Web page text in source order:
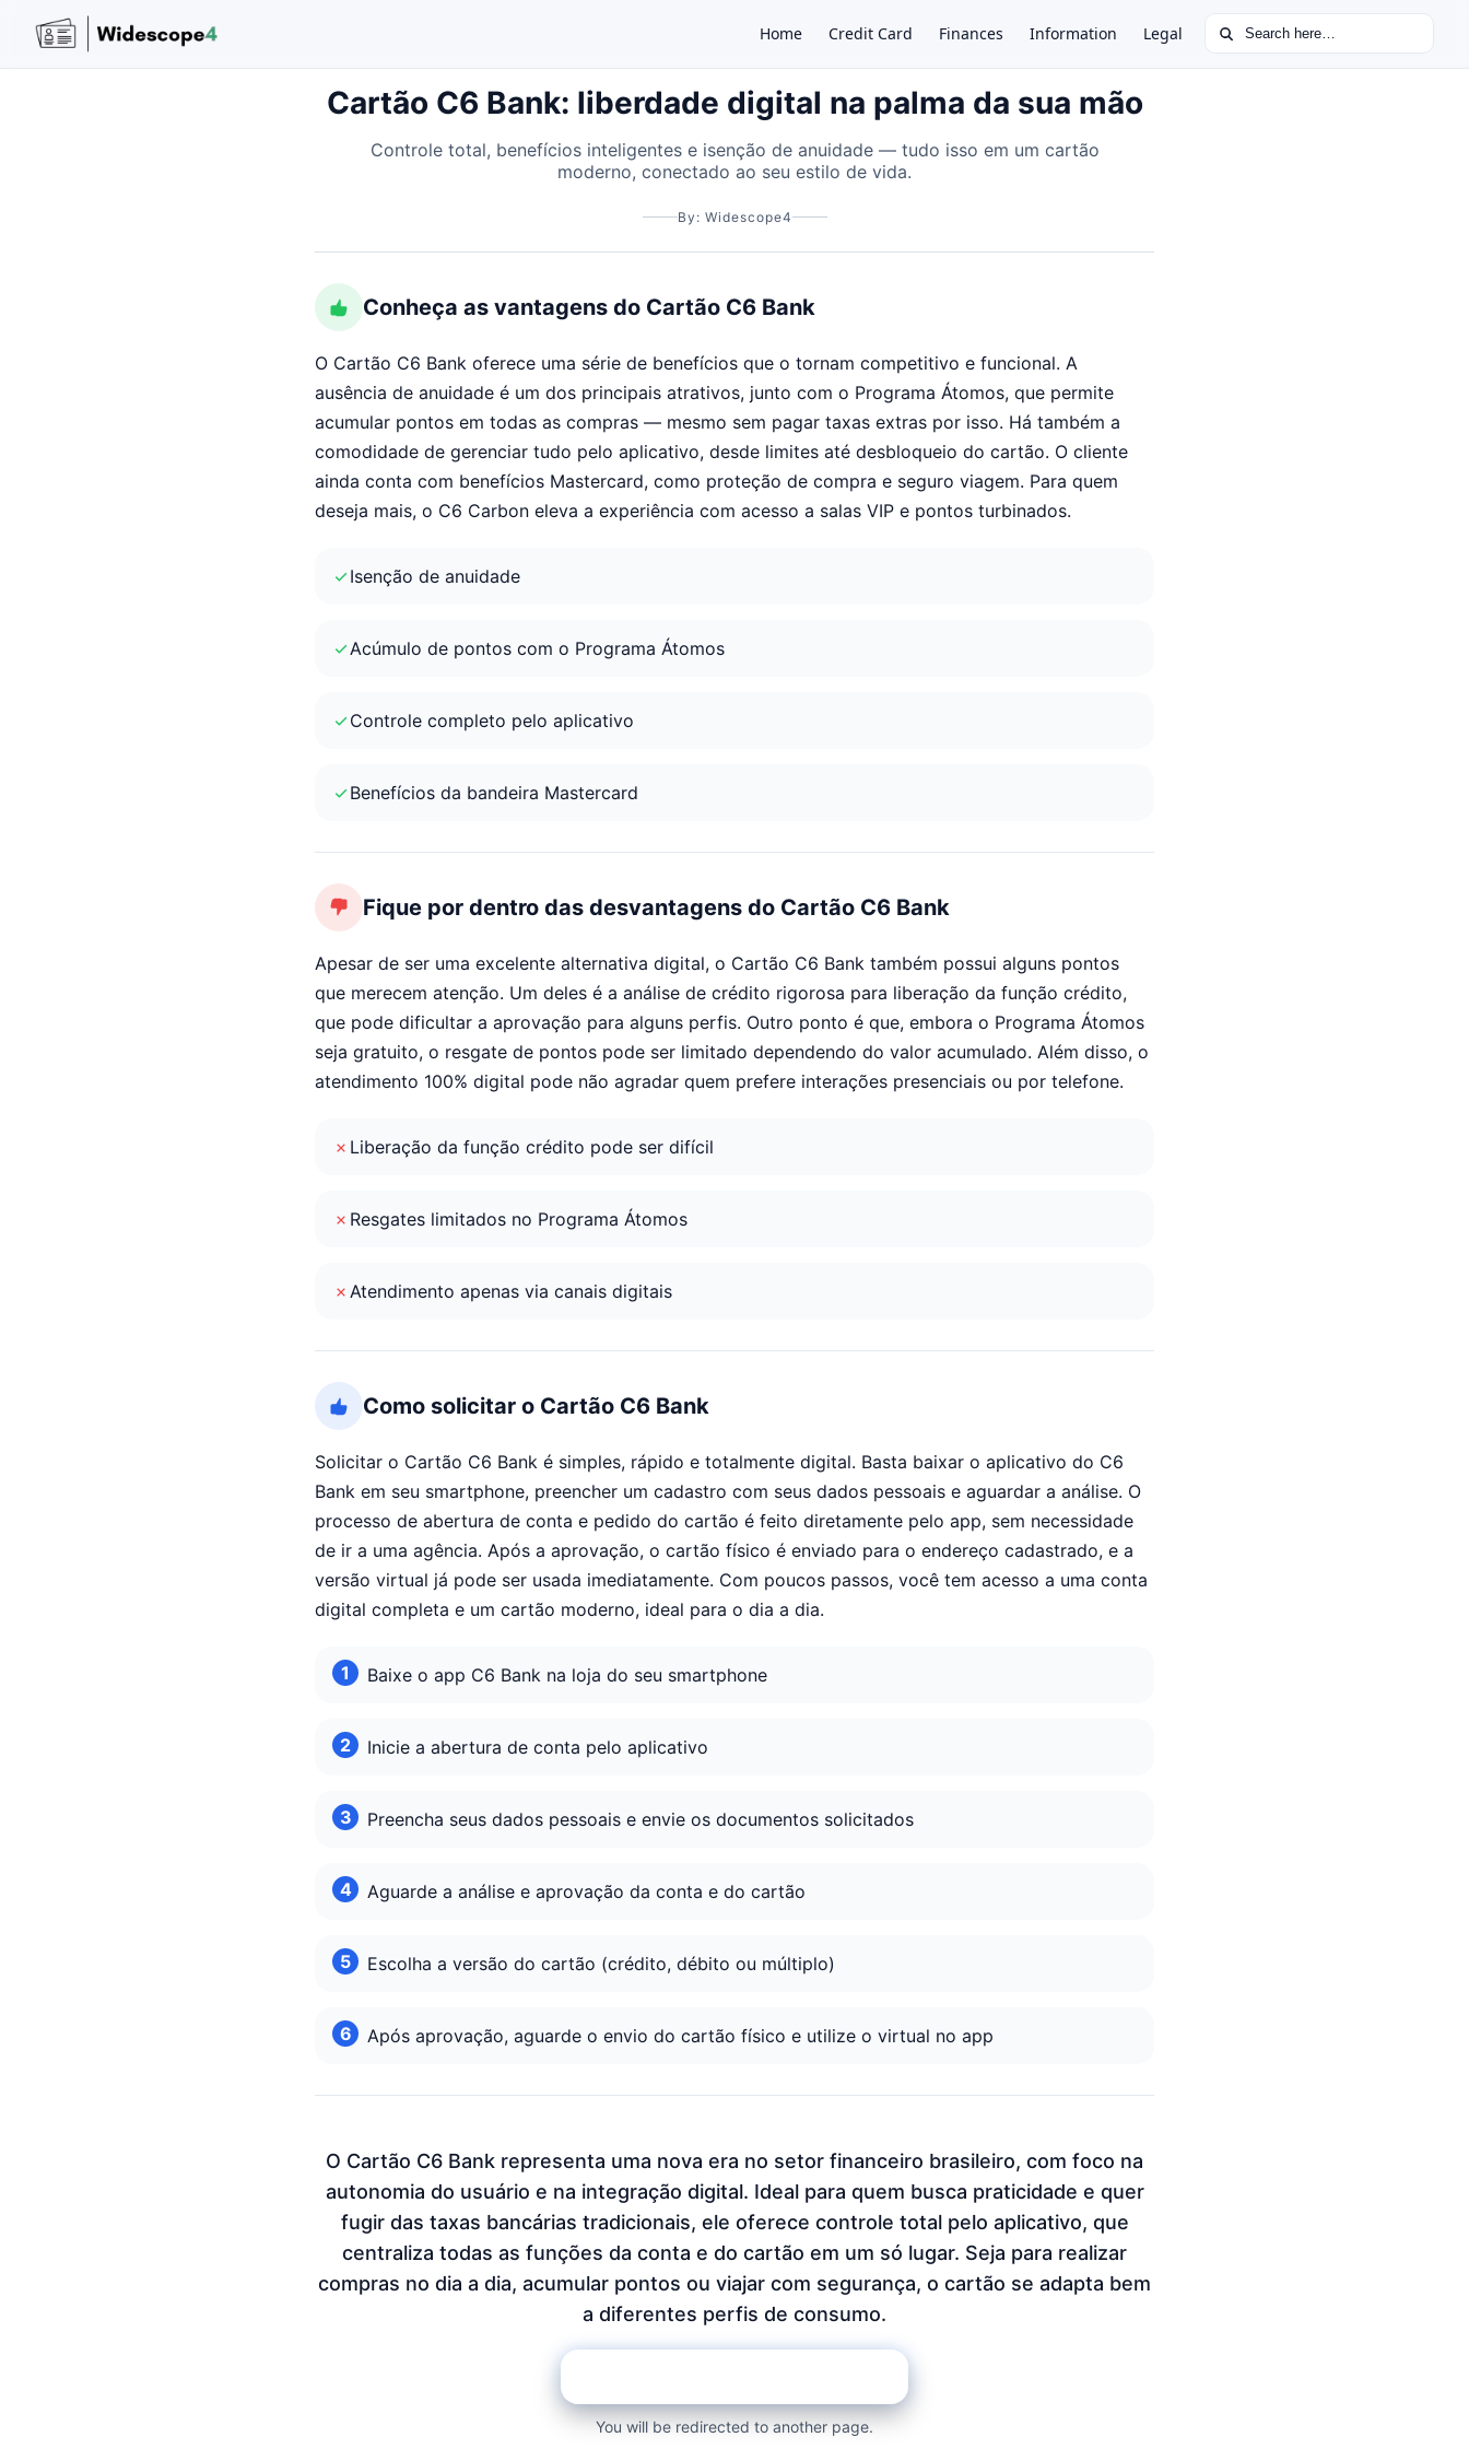
Home Credit Card Finances Information Legal Search for:
×
Cartão C6 Bank: liberdade digital na palma da sua mão
Controle total, benefícios inteligentes e isenção de anuidade — tudo isso em um cartão
moderno, conectado ao seu estilo de vida.
By: Widescope4
Conheça as vantagens do Cartão C6 Bank
O Cartão C6 Bank oferece uma série de benefícios que o tornam competitivo e funcional. A
ausência de anuidade é um dos principais atrativos, junto com o Programa Átomos, que permite
acumular pontos em todas as compras — mesmo sem pagar taxas extras por isso. Há também a
comodidade de gerenciar tudo pelo aplicativo, desde limites até desbloqueio do cartão. O cliente
ainda conta com benefícios Mastercard, como proteção de compra e seguro viagem. Para quem
deseja mais, o C6 Carbon eleva a experiência com acesso a salas VIP e pontos turbinados.
Isenção de anuidade
Acúmulo de pontos com o Programa Átomos
Controle completo pelo aplicativo
Benefícios da bandeira Mastercard
Fique por dentro das desvantagens do Cartão C6 Bank
Apesar de ser uma excelente alternativa digital, o Cartão C6 Bank também possui alguns pontos
que merecem atenção. Um deles é a análise de crédito rigorosa para liberação da função crédito,
que pode dificultar a aprovação para alguns perfis. Outro ponto é que, embora o Programa Átomos
seja gratuito, o resgate de pontos pode ser limitado dependendo do valor acumulado. Além disso, o
atendimento 100% digital pode não agradar quem prefere interações presenciais ou por telefone.
Liberação da função crédito pode ser difícil
Resgates limitados no Programa Átomos
Atendimento apenas via canais digitais
Como solicitar o Cartão C6 Bank
Solicitar o Cartão C6 Bank é simples, rápido e totalmente digital. Basta baixar o aplicativo do C6
Bank em seu smartphone, preencher um cadastro com seus dados pessoais e aguardar a análise. O
processo de abertura de conta e pedido do cartão é feito diretamente pelo app, sem necessidade
de ir a uma agência. Após a aprovação, o cartão físico é enviado para o endereço cadastrado, e a
versão virtual já pode ser usada imediatamente. Com poucos passos, você tem acesso a uma conta
digital completa e um cartão moderno, ideal para o dia a dia.
Baixe o app C6 Bank na loja do seu smartphone
Inicie a abertura de conta pelo aplicativo
Preencha seus dados pessoais e envie os documentos solicitados
Aguarde a análise e aprovação da conta e do cartão
Escolha a versão do cartão (crédito, débito ou múltiplo)
Após aprovação, aguarde o envio do cartão físico e utilize o virtual no app
O Cartão C6 Bank representa uma nova era no setor financeiro brasileiro, com foco na
autonomia do usuário e na integração digital. Ideal para quem busca praticidade e quer
fugir das taxas bancárias tradicionais, ele oferece controle total pelo aplicativo, que
centraliza todas as funções da conta e do cartão em um só lugar. Seja para realizar
compras no dia a dia, acumular pontos ou viajar com segurança, o cartão se adapta bem
a diferentes perfis de consumo.
You will be redirected to another page.